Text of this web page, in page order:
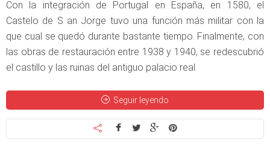
Con la integración de Portugal en España, en 1580, el
Castelo de S an Jorge tuvo una función más militar con la
que cual se quedó durante bastante tiempo. Finalmente, con
las obras de restauración entre 1938 y 1940, se redescubrió
el castillo y las ruinas del antiguo palacio real.
Seguir leyendo